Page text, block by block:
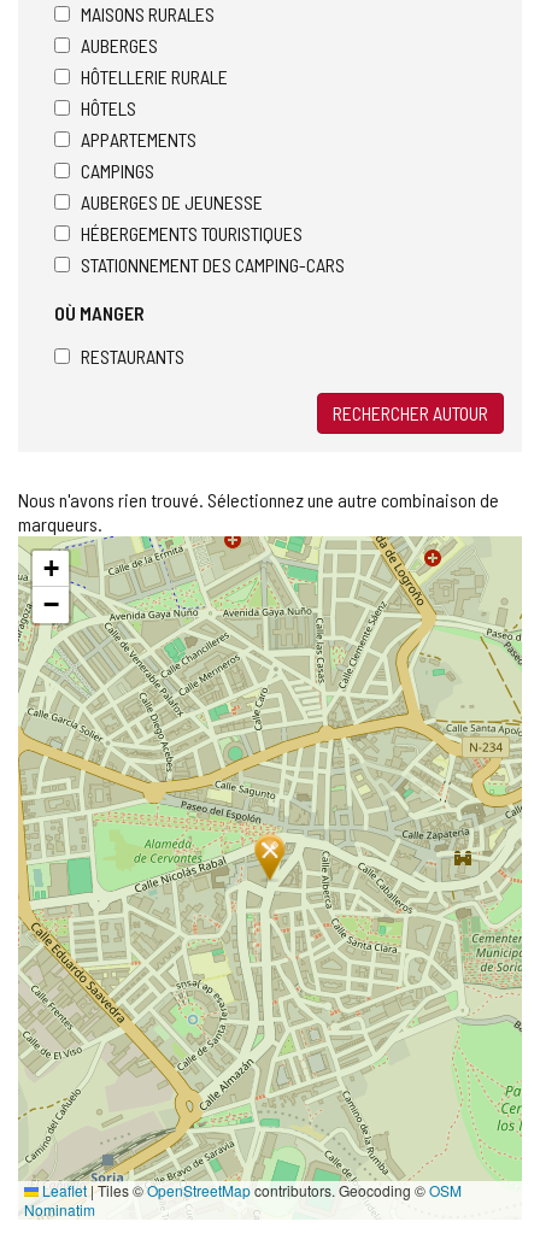
MAISONS RURALES
AUBERGES
HÔTELLERIE RURALE
HÔTELS
APPARTEMENTS
CAMPINGS
AUBERGES DE JEUNESSE
HÉBERGEMENTS TOURISTIQUES
STATIONNEMENT DES CAMPING-CARS
OÙ MANGER
RESTAURANTS
RECHERCHER AUTOUR
Nous n'avons rien trouvé. Sélectionnez une autre combinaison de
marqueurs.
Sauter
la
carte
+
−
Leaflet|Tiles ©OpenStreetMapcontributors. Geocoding ©OSM
Nominatim